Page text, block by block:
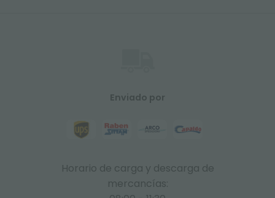
Enviado por
Horario de carga y descarga de
mercancías: